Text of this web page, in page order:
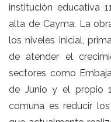
institución educativa
alta de Cayma. La
los niveles inicial,
de atender el
sectores como
de Junio y el propio
comuna es reducir